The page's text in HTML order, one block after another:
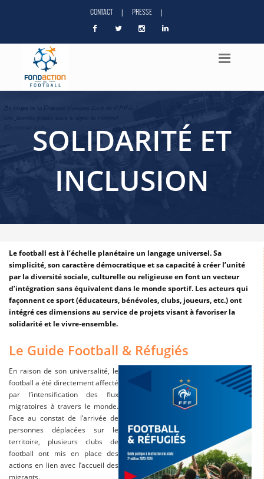
CONTACT | PRESSE |
SOLIDARITÉ ET
INCLUSION
Le football est à l’échelle planétaire un langage universel. Sa
simplicité, son caractère démocratique et sa capacité à créer l’unité
par la diversité sociale, culturelle ou religieuse en font un vecteur
d’intégration sans équivalent dans le monde sportif. Les acteurs qui
façonnent ce sport (éducateurs, bénévoles, clubs, joueurs, etc.) ont
intégré ces dimensions au service de projets visant à favoriser la
solidarité et le vivre-ensemble.
Le Guide Football & Réfugiés
En raison de son universalité, le
football a été directement affecté
par l’intensification des flux
migratoires à travers le monde.
Face au constat de l’arrivée de
personnes déplacées sur le
territoire, plusieurs clubs de
football ont mis en place des
actions en lien avec l’accueil des
migrants.